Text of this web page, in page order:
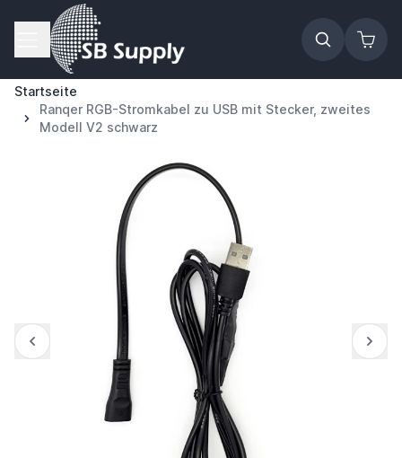
Zum Inhalt springen
Startseite
Ranqer RGB-Stromkabel zu USB mit Stecker, zweites
Modell V2 schwarz